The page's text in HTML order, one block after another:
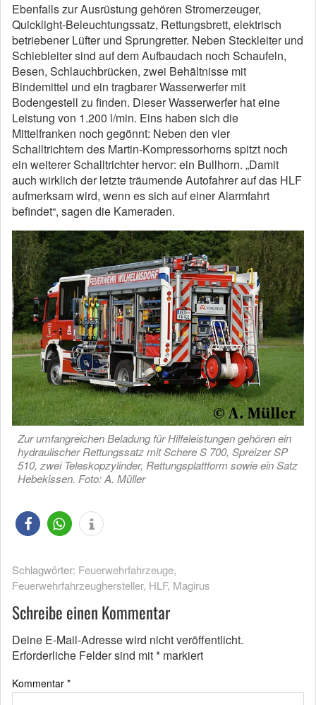
Ebenfalls zur Ausrüstung gehören Stromerzeuger,
Quicklight-Beleuchtungssatz, Rettungsbrett, elektrisch
betriebener Lüfter und Sprungretter. Neben Steckleiter und
Schiebleiter sind auf dem Aufbaudach noch Schaufeln,
Besen, Schlauchbrücken, zwei Behältnisse mit
Bindemittel und ein tragbarer Wasserwerfer mit
Bodengestell zu finden. Dieser Wasserwerfer hat eine
Leistung von 1.200 l/min. Eins haben sich die
Mittelfranken noch gegönnt: Neben den vier
Schalltrichtern des Martin-Kompressorhorns spitzt noch
ein weiterer Schalltrichter hervor: ein Bullhorn. „Damit
auch wirklich der letzte träumende Autofahrer auf das HLF
aufmerksam wird, wenn es sich auf einer Alarmfahrt
befindet“, sagen die Kameraden.
Zur umfangreichen Beladung für Hilfeleistungen gehören ein
hydraulischer Rettungssatz mit Schere S 700, Spreizer SP
510, zwei Teleskopzylinder, Rettungsplattform sowie ein Satz
Hebekissen. Foto: A. Müller
Schlagwörter: Feuerwehrfahrzeuge,
Feuerwehrfahrzeughersteller, HLF, Magirus
Schreibe einen Kommentar
Deine E-Mail-Adresse wird nicht veröffentlicht.
Erforderliche Felder sind mit* markiert
Kommentar *